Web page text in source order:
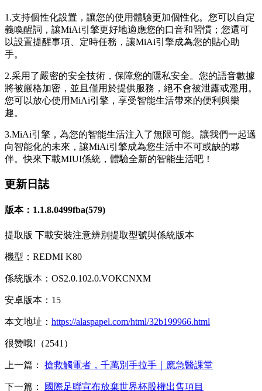
1.支持個性化設置，讓您的使用體驗更加個性化。您可以自定
義喚醒詞，讓MiAi引擎更好地適應您的口音和習慣；您還可
以設置提醒事項、定時任務，讓MiAi引擎成為您的貼心助
手。
2.采用了嚴密的安全技術，保障您的隱私安全。您的語音數據
將被嚴格加密，並且僅用於提供服務，絕不會被泄露或濫用。
您可以放心使用MiAi引擎，享受智能生活帶來的便利與樂
趣。
3.MiAi引擎，為您的智能生活注入了無限可能。讓我們一起邁
向智能化的未來，讓MiAi引擎成為您生活中不可或缺的夥
伴。快來下載MIUI係統，體驗全新的智能生活吧！
更新日誌
版本：1.1.8.0499fba(579)
提取版 下載安裝注意辨別提取型號與係統版本
機型：REDMI K80
係統版本：OS2.0.102.0.VOKCNXM
安卓版本：15
本文地址： https://alaspapel.com/html/32b199966.html
很赞哦!（2541）
上一篇： 搶救觸電者，千萬別手拉手｜應急醫課堂
下一篇： 國際足聯宣布放棄世界杯股權出售項目